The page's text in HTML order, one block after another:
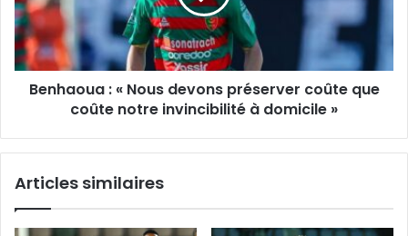
coûte
que
coûte
notre
invincibilité
Benhaoua : « Nous devons préserver coûte que
coûte notre invincibilité à domicile »
Articles similaires